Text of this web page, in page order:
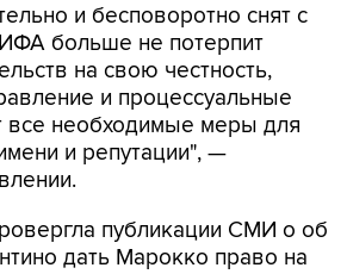
и бесповоротно снят с
больше не потерпит
на свою честность,
и процессуальные
все необходимые меры для
и репутации", —
публикации СМИ о об
дать Марокко право на